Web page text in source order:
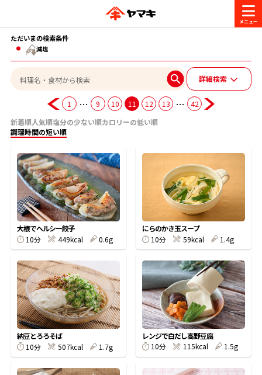
商品情報
ヤマキ『めんつゆ』 ヤマキ 割烹白だし
旨さ、別格。だし屋の鍋 韓福善シリーズ
レシピ
おいしいレシピを探す
おいしいレシピトップ
主食レシピ
主菜レシピ
汁物レシピ
時短レシピ
おいしいレシピを商品から探す
かつお節・だしを楽しむ
かつお節・だしを知る
だしの取り方
かつお節の削り方
かつお節・だしをもっと知る
ヤマキ かつお節プラス®
かつお節・だしを楽しむ
CM・キャンペーン
キャンペーン一覧
企業・採用情報
企業情報
- 百年対話
- ヤマキ かつお節プラス®
採用情報
- ジョブリターン制
お問い合わせ
ヤマキお客様相談室
オンラインショップ
コミュニティサイト
Global
ただいまの検索条件
減塩
詳細検索
1 … 9 10 11 12 13 …
42
新着順人気順塩分の少ない順カロリーの低い順
調理時間の短い順
大根でヘルシー餃子
10分
449kcal 0.6g
にらのかき玉スープ
10分
59kcal 1.4g
納豆とろろそば
10分
507kcal 1.7g
レンジで白だし高野豆腐
10分
115kcal 1.5g